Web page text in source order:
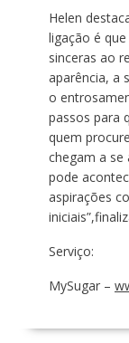
Helen
ligação é
sinceras ao
aparência, a
o
passos para
quem
chegam a se
pode
aspirações
Serviço:
MySugar –